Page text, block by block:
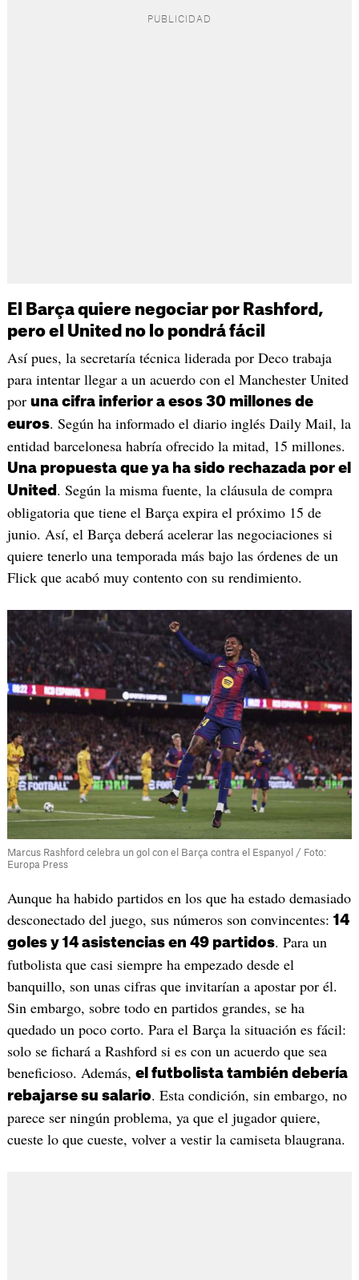
El Barça quiere negociar por Rashford,
pero el United no lo pondrá fácil
Así pues, la secretaría técnica liderada por Deco trabaja
para intentar llegar a un acuerdo con el Manchester United
por una cifra inferior a esos 30 millones de
euros. Según ha informado el diario inglés Daily Mail, la
entidad barcelonesa habría ofrecido la mitad, 15 millones.
Una propuesta que ya ha sido rechazada por el
United . Según la misma fuente, la cláusula de compra
obligatoria que tiene el Barça expira el próximo 15 de
junio. Así, el Barça deberá acelerar las negociaciones si
quiere tenerlo una temporada más bajo las órdenes de un
Flick que acabó muy contento con su rendimiento.
Marcus Rashford celebra un gol con el Barça contra el Espanyol / Foto:
Europa Press
Aunque ha habido partidos en los que ha estado demasiado
desconectado del juego, sus números son convincentes: 14
goles y 14 asistencias en 49 partidos. Para un
futbolista que casi siempre ha empezado desde el
banquillo, son unas cifras que invitarían a apostar por él.
Sin embargo, sobre todo en partidos grandes, se ha
quedado un poco corto. Para el Barça la situación es fácil:
solo se fichará a Rashford si es con un acuerdo que sea
beneficioso. Además, el futbolista también debería
rebajarse su salario. Esta condición, sin embargo, no
parece ser ningún problema, ya que el jugador quiere,
cueste lo que cueste, volver a vestir la camiseta blaugrana.